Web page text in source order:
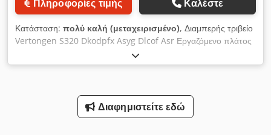
χαρακτηριστικά εξοπλισμού πρέπει να ελεγχθούν ξεχωριστά. Η
είναι μόνο αυτή που επιθεωρείται επιτόπου και εγγυάται
γραπτώς κατά την ολοκλήρωση της αγοράς. Παρακαλούμε για
Πληροφορίες τιμής Καλέστε
Κατάσταση: πολύ καλή (μεταχειρισμένο), Διαμπερής τριβείο
Vertongen S320 Dkodpfx Asyg Dlcof Asr Εργαζόμενο πλάτος
300mm Εργαζόμενο ύψος έως 180mm Συνδυαστική μονάδα
με πέλμα Χειροκίνητη ανύψωση και κατάβαση του τραπεζιού
Διαφημιστείτε εδώ